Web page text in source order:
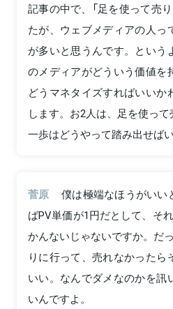
記事の中で、「足を使って売
たが、ウェブメディアの人っ
が多いと思うんです。という
のメディアがどういう価値を
どうマネタイズすればいいか
します。お2人は、足を使っ
一歩はどうやって踏み出せば
菅原
僕は極端なほうがいい
ばPV単価が1円だとして、そ
かんないじゃないですか。だ
りに行って、売れなかった
いい。なんでダメなのかを訊
いんですよ。